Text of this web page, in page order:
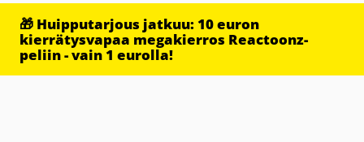
🎁 Huipputarjous jatkuu: 10 euron
kierrätysvapaa megakierros Reactoonz-
peliin - vain 1 eurolla!